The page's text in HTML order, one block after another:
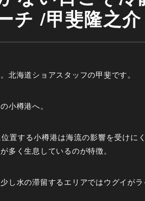
チ /甲斐隆之介
北海道ショアスタッフの甲斐です。
小樽港へ。
置する小樽港は海流の影響を受けに
多く生息しているのが特徴。
し水の滞留するエリアではウグイが